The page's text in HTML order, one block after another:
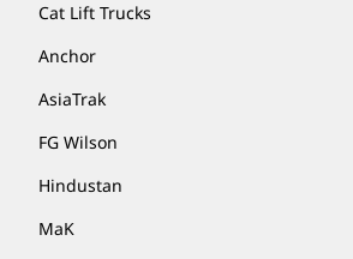
Cat Lift Trucks
Anchor
AsiaTrak
FG Wilson
Hindustan
MaK